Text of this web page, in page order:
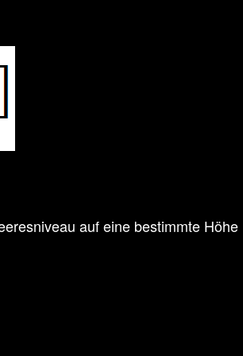
auf eine bestimmte Höhe